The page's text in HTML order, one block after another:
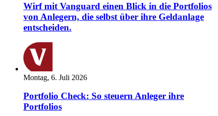
Wirf mit Vanguard einen Blick in die Portfolios
von Anlegern, die selbst über ihre Geldanlage
entscheiden.
Montag, 6. Juli 2026
Portfolio Check: So steuern Anleger ihre
Portfolios